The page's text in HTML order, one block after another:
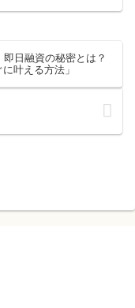
即日融資の秘密とは？
叶える方法」